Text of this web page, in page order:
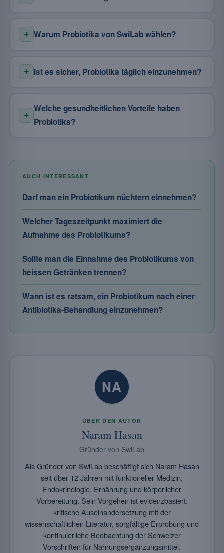
Warum Probiotika von SwiLab wählen?
Ist es sicher, Probiotika täglich einzunehmen?
Welche gesundheitlichen Vorteile haben
Probiotika?
AUCH INTERESSANT
Darf man ein Probiotikum nüchtern einnehmen?
Welcher Tageszeitpunkt maximiert die
Aufnahme des Probiotikums?
Sollte man die Einnahme des Probiotikums von
heissen Getränken trennen?
Wann ist es ratsam, ein Probiotikum nach einer
Antibiotika-Behandlung einzunehmen?
NA
ÜBER DEN AUTOR
Naram Hasan
Gründer von SwiLab
Als Gründer von SwiLab beschäftigt sich Naram Hasan
seit über 12 Jahren mit funktioneller Medizin,
Endokrinologie, Ernährung und körperlicher
Vorbereitung. Sein Vorgehen ist evidenzbasiert:
kritische Auseinandersetzung mit der
wissenschaftlichen Literatur, sorgfältige Erprobung und
kontinuierliche Beobachtung der Schweizer
Vorschriften für Nahrungsergänzungsmittel.